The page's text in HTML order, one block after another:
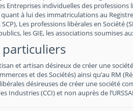
Entreprises individuelles des professions
quant à lui des immatriculations au
SCP), Les professions libérales en Société
les GIE, les associations soumises
particuliers
et artisan désireux de créer une
et des Sociétés) ainsi qu’au RM
désireuses de créer une société
Industries (CCI) et non auprès de